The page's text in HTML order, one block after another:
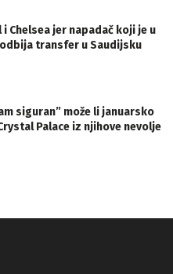
Chelsea jer napadač koji je u
transfer u Saudijsku
siguran” može li januarsko
Palace iz njihove nevolje